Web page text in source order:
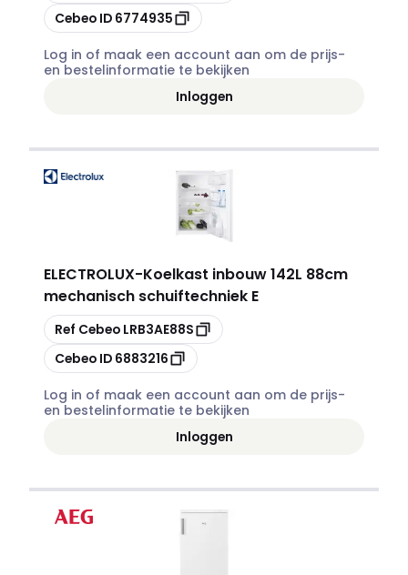
Kopiëren
Cebeo ID 6774935
Log in of maak een account aan om de prijs-
en bestelinformatie te bekijken
Inloggen
ELECTROLUX-Koelkast inbouw 142L 88cm
mechanisch schuiftechniek E
Kopiëren
Ref Cebeo LRB3AE88S
Kopiëren
Cebeo ID 6883216
Log in of maak een account aan om de prijs-
en bestelinformatie te bekijken
Inloggen